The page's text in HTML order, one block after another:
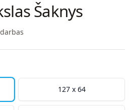
Šaknys
127 x 64